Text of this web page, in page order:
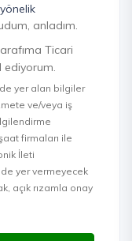
anladım.
Ticari
yer alan bilgiler
ve/veya iş
firmaları ile
İleti
yer vermeyecek
açık rızamla onay